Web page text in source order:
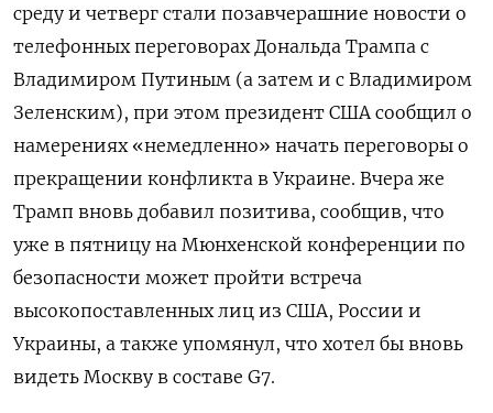
среду и четверг стали позавчерашние новости о
телефонных переговорах Дональда Трампа с
Владимиром Путиным (а затем и с Владимиром
Зеленским), при этом президент США сообщил о
намерениях «немедленно» начать переговоры о
прекращении конфликта в Украине. Вчера же
Трамп вновь добавил позитива, сообщив, что
уже в пятницу на Мюнхенской конференции по
безопасности может пройти встреча
высокопоставленных лиц из США, России и
Украины, а также упомянул, что хотел бы вновь
видеть Москву в составе G7.